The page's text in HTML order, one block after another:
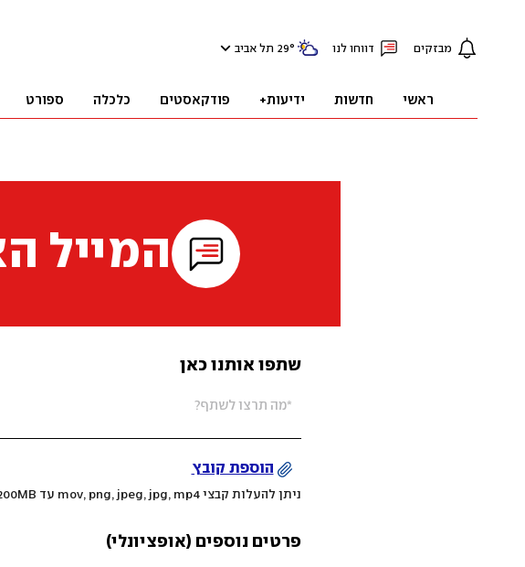
מבזקים דווחו לנו 29° תל אביב
ראשי חדשות ידיעות+ פודקאסטים כלכלה ספורט
המייל
שתפו אותנו כאן
הוספת קובץ
ניתן להעלות קבצי mov, png, jpeg, jpg, mp4 עד 200MB
פרטים נוספים (אופציונלי)